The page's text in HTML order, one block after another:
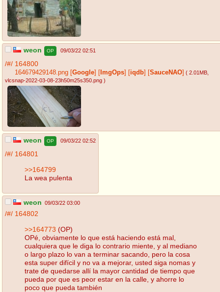
weon OP 09/03/22 02:51
/#/ 164800
164679429148.png Google ImgOps iqdb SauceNAO ( 2.01MB
vlcsnap-2022-03-08-23h50m25s350.png )
weon OP 09/03/22 02:52
/#/ 164801
>>164799
La wea pulenta
weon 09/03/22 03:00
/#/ 164802
>>164773 (OP)
OPé, obviamente lo que está haciendo está mal,
cualquiera que le diga lo contrario miente, y al mediano
o largo plazo lo van a terminar sacando, pero la cosa
esta super difícil y no va a mejorar, usted siga nomas y
trate de quedarse allí la mayor cantidad de tiempo que
pueda por que es peor estar en la calle, y ahorre lo
poco que pueda también